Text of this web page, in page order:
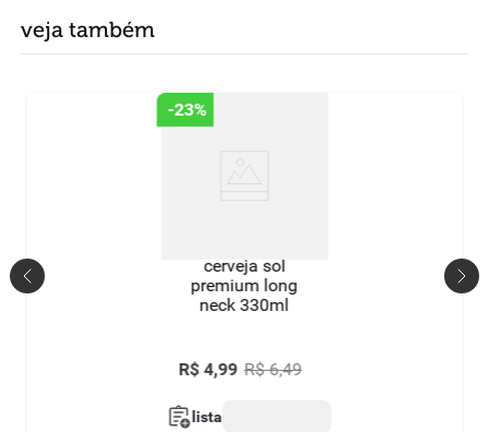
veja também
-23%
cerveja sol
premium long
neck 330ml
R$ 4,99 R$ 6,49
lista